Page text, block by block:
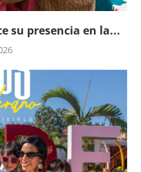
su presencia en la...